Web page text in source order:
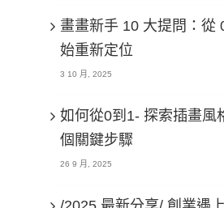
畫畫新手 10 大提問：從
始重新定位
3 10 月, 2025
如何從0到1- 探索插畫風
個關鍵步驟
26 9 月, 2025